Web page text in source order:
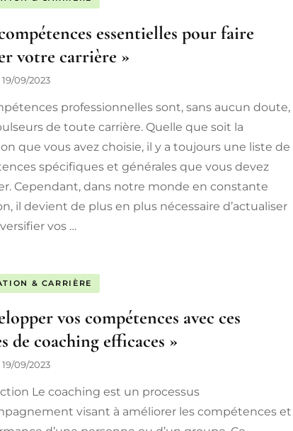
essentielles pour faire
votre carrière »
19/09/2023
professionnelles sont, sans aucun doute,
de toute carrière. Quelle que soit la
que vous avez choisie, il y a toujours une liste de
spécifiques et générales que vous devez
Cependant, dans notre monde en constante
il devient de plus en plus nécessaire d’actualiser
vos …
& CARRIÈRE
vos compétences avec ces
de coaching efficaces »
19/09/2023
Le coaching est un processus
visant à améliorer les compétences et